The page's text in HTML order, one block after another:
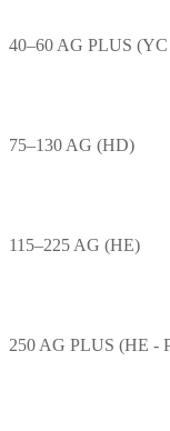
40–60 AG PLUS (YC
75–130 AG (HD)
115–225 AG (HE)
250 AG PLUS (HE -